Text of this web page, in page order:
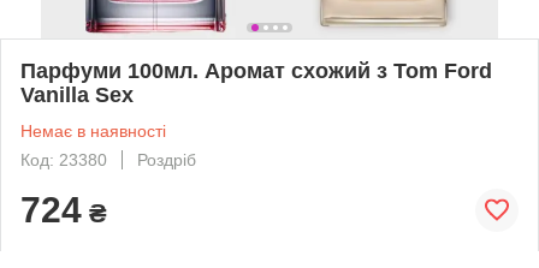
Парфуми 100мл. Аромат схожий з Tom Ford
Vanilla Sex
Немає в наявності
Код: 23380
Роздріб
724 ₴